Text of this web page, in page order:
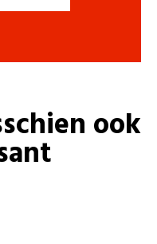
ook